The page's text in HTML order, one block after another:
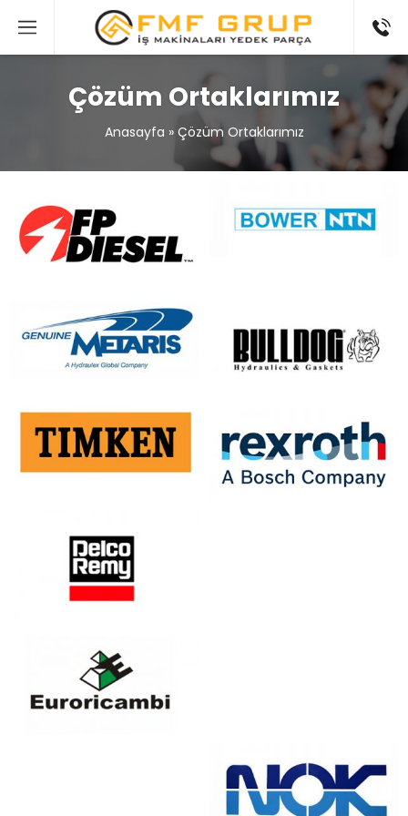
Çözüm Ortaklarımız
Anasayfa » Çözüm Ortaklarımız